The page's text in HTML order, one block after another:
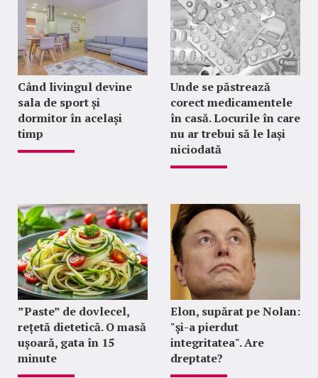
Când livingul devine
sala de sport și
dormitor în același
timp
Unde se păstrează
corect medicamentele
în casă. Locurile în care
nu ar trebui să le lași
niciodată
”Paste” de dovlecel,
rețetă dietetică. O masă
ușoară, gata în 15
minute
Elon, supărat pe Nolan:
"şi-a pierdut
integritatea". Are
dreptate?